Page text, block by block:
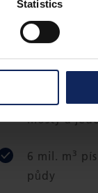
Statistics
Most
Pevné
mosty a
6 mil. m 3
půdy